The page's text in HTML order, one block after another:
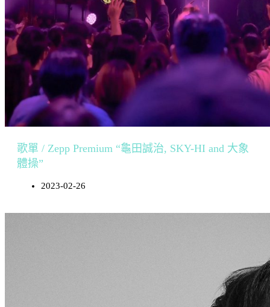
歌單 / Zepp Premium “龜田誠治, SKY-HI and 大象
體操”
2023-02-26